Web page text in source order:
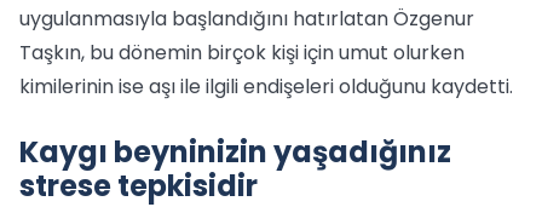
uygulanmasıyla başlandığını hatırlatan Özgenur
Taşkın, bu dönemin birçok kişi için umut olurken
kimilerinin ise aşı ile ilgili endişeleri olduğunu kaydetti.
Kaygı beyninizin yaşadığınız
strese tepkisidir